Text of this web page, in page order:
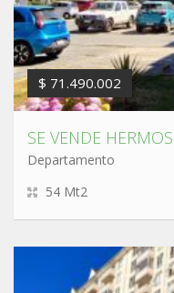
$ 71.490.002
Departamento
54 Mt2